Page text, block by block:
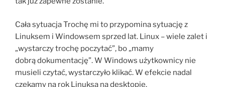
Cała sytuacja Trochę mi to przypomina sytuację z
Linuksem i Windowsem sprzed lat. Linux – wiele zalet i
„wystarczy trochę poczytać”, bo „mamy
dobrą dokumentację”. W Windows użytkownicy nie
musieli czytać, wystarczyło klikać. W efekcie nadal
czekamy na rok Linuksa na desktopie.